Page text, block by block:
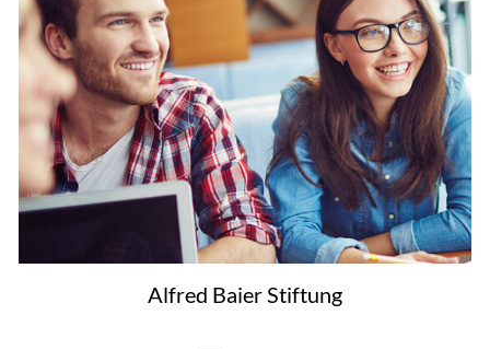
Alfred Baier Stiftung